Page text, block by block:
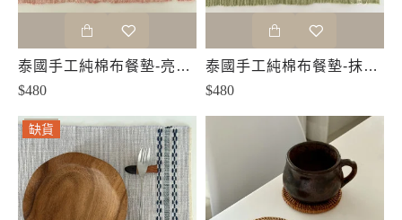
泰國手工純棉布餐墊-亮粉橘
$480
泰國手工純棉布餐墊-抹茶色
$480
缺貨
缺貨